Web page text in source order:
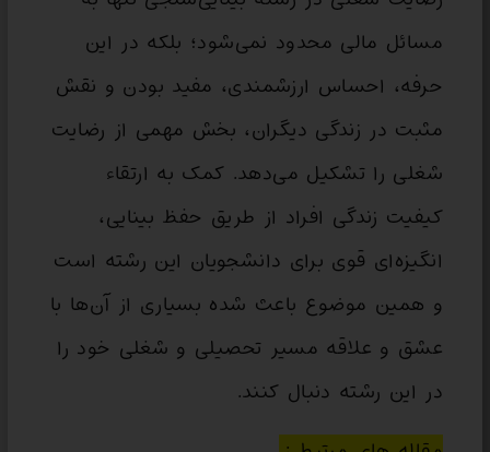
مسائل مالی محدود نمی‌شود؛ بلکه در این
حرفه، احساس ارزشمندی، مفید بودن و نقش
مثبت در زندگی دیگران، بخش مهمی از رضایت
شغلی را تشکیل می‌دهد. کمک به ارتقاء
کیفیت زندگی افراد از طریق حفظ بینایی،
انگیزه‌ای قوی برای دانشجویان این رشته است
و همین موضوع باعث شده بسیاری از آن‌ها با
عشق و علاقه مسیر تحصیلی و شغلی خود را
در این رشته دنبال کنند.